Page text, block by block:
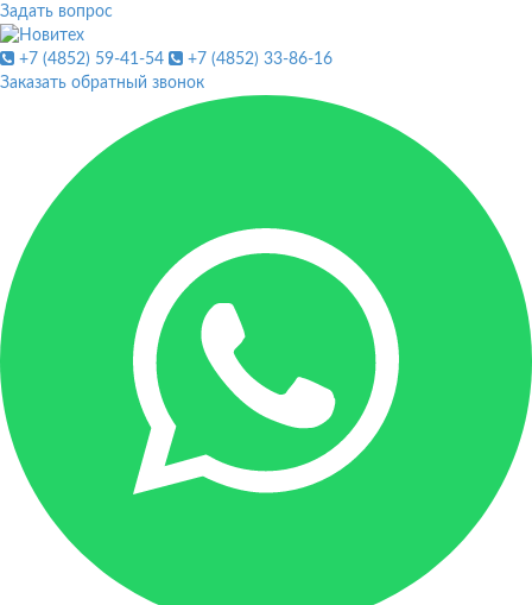
Задать вопрос
+7 (4852) 59-41-54
+7 (4852) 33-86-16
Заказать обратный звонок